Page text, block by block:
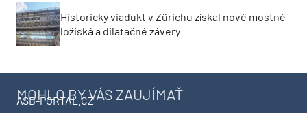
Historický viadukt v Zürichu získal nové mostné
ložiská a dilatačné závery
MOHLO BY VÁS ZAUJÍMAŤ
ASB-PORTAL.CZ